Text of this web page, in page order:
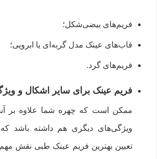
فریم‌های بیضی‌شکل؛
قاب‌های عینک مدل گربه‌ای یا ابرویی؛
فریم‌های گرد.
فریم عینک برای سایر اشکال و
ممکن است که چهره شما علاوه بر
ویژگی‌های دیگری هم داشته باشد
تعیین بهترین فریم عینک طبی نقش